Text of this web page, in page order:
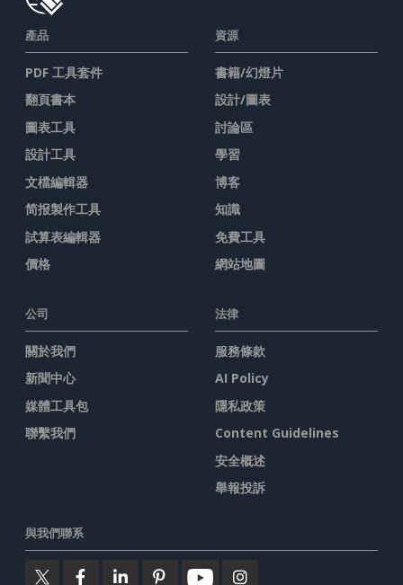
產品
PDF 工具套件
翻頁書本
圖表工具
設計工具
文檔編輯器
简报製作工具
試算表編輯器
價格
資源
書籍/幻燈片
設計/圖表
討論區
學習
博客
知識
免費工具
網站地圖
公司
關於我們
新聞中心
媒體工具包
聯繫我們
法律
服務條款
AI Policy
隱私政策
Content Guidelines
安全概述
舉報投訴
與我們聯系